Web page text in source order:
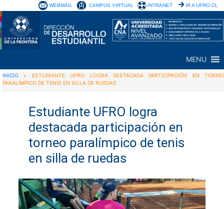
WEBMAIL CAMPUS VIRTUAL INTRANET IR A UFRO.CL
MENU
INICIO » ESTUDIANTE UFRO LOGRA DESTACADA PARTICIPACIÓN EN
PARALÍMPICO DE TENIS EN SILLA DE RUEDAS
Estudiante UFRO logra
destacada participación en
torneo paralímpico de tenis
en silla de ruedas